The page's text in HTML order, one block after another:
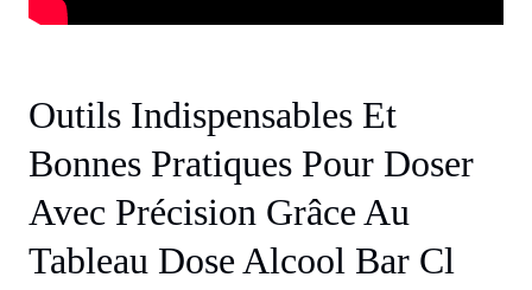
Outils Indispensables Et
Bonnes Pratiques Pour Doser
Avec Précision Grâce Au
Tableau Dose Alcool Bar Cl